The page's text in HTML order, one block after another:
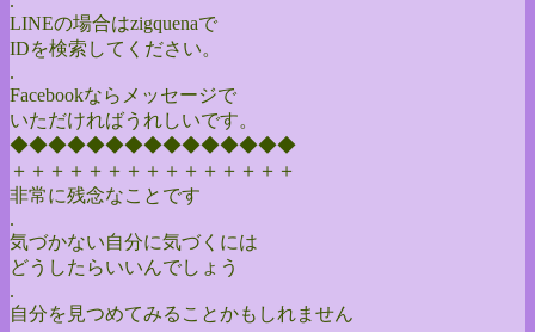
LINEの場合はzigquenaで
IDを検索してください。
.
Facebookならメッセージで
いただければうれしいです。
◆◆◆◆◆◆◆◆◆◆◆◆◆◆◆
＋＋＋＋＋＋＋＋＋＋＋＋＋＋＋
非常に残念なことです
.
気づかない自分に気づくには
どうしたらいいんでしょう
.
自分を見つめてみることかもしれません